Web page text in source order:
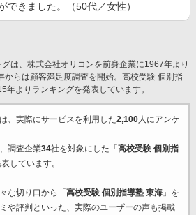
できました。（50代／女性）
は、株式会社オリコンを前身企業に1967年より
からは顧客満足度調査を開始。高校受験 個別指
年よりランキングを発表しています。
、実際にサービスを利用した2,100人にアンケ
調査企業34社を対象にした「 高校受験 個別指
しています。
な切り口から「 高校受験 個別指導塾 東海」を
や評判といった、実際のユーザーの声も掲載